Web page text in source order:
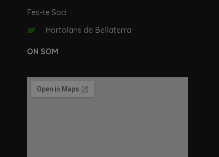
Fes-te Soci
Hortolans de Bellaterra
ON SOM